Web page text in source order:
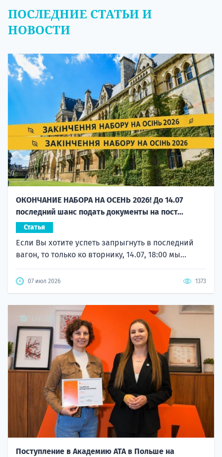
ПОСЛЕДНИЕ СТАТЬИ И
НОВОСТИ
ОКОНЧАНИЕ НАБОРА НА ОСЕНЬ 2026! До 14.07
последний шанс подать документы на пост...
Статья
Если Вы хотите успеть запрыгнуть в последний
вагон, то только ко вторнику, 14.07, 18:00 мы...
07 июл 2026 1373
Поступление в Академию ATA в Польше на